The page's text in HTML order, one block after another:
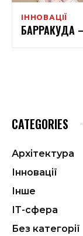
ІННОВАЦІЇ
БАРРАКУДА
CATEGORIES
Архітектура
Інновації
Інше
ІТ-сфера
Без категорії